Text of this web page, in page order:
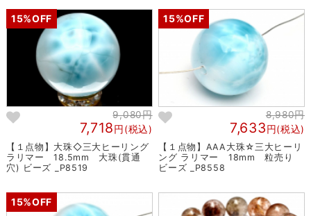
15%OFF
9,080円
7,718円(税込)
【１点物】大珠◇三大ヒーリング
ラリマー 18.5mm 大珠(貫通
穴) ビーズ _P8519
15%OFF
8,980円
7,633円(税込)
【１点物】AAA大珠☆三大ヒーリ
ング ラリマー 18mm 粒売り
ビーズ _P8558
15%OFF